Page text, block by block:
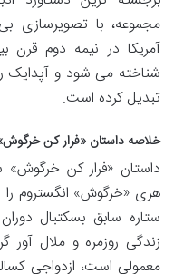
مجموعه، با تصویرسازی
آمریکا در نیمه دوم قرن
شناخته می شود و آپدایک
تبدیل کرده است.
خلاصه داستان «فرار کن
داستان «فرار کن خرگوش»
ستاره سابق بسکتبال
زندگی روزمره و ملال آور
معمولی است، ازدواجی